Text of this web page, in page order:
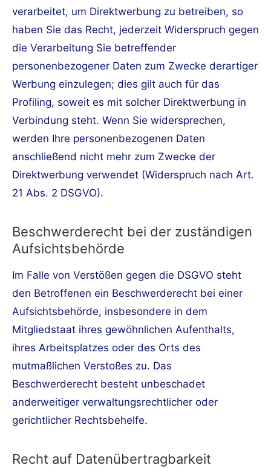
verarbeitet, um Direktwerbung zu betreiben, so
haben Sie das Recht, jederzeit Widerspruch gegen
die Verarbeitung Sie betreffender
personenbezogener Daten zum Zwecke derartiger
Werbung einzulegen; dies gilt auch für das
Profiling, soweit es mit solcher Direktwerbung in
Verbindung steht. Wenn Sie widersprechen,
werden Ihre personenbezogenen Daten
anschließend nicht mehr zum Zwecke der
Direktwerbung verwendet (Widerspruch nach Art.
21 Abs. 2 DSGVO).
Beschwerderecht bei der zuständigen
Aufsichtsbehörde
Im Falle von Verstößen gegen die DSGVO steht
den Betroffenen ein Beschwerderecht bei einer
Aufsichtsbehörde, insbesondere in dem
Mitgliedstaat ihres gewöhnlichen Aufenthalts,
ihres Arbeitsplatzes oder des Orts des
mutmaßlichen Verstoßes zu. Das
Beschwerderecht besteht unbeschadet
anderweitiger verwaltungsrechtlicher oder
gerichtlicher Rechtsbehelfe.
Recht auf Datenübertragbarkeit